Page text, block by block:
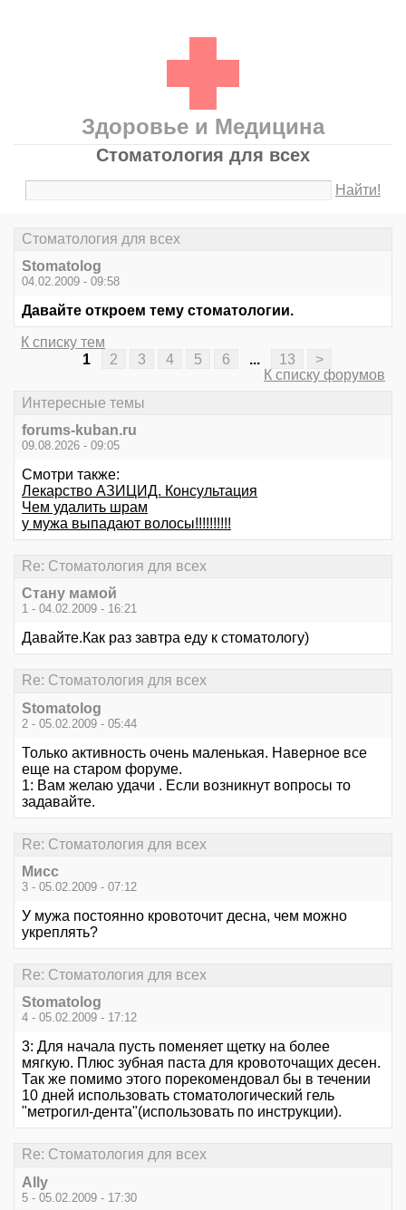
Здоровье и Медицина
Стоматология для всех
Найти!
Стоматология для всех
Stomatolog
04.02.2009 - 09:58
Давайте откроем тему стоматологии.
К списку тем
1
2 3 4 5 6 13
>
К списку форумов
Интересные темы
forums-kuban.ru
09.08.2026 - 09:05
Смотри также:
Лекарство АЗИЦИД. Консультация
Чем удалить шрам
у мужа выпадают волосы!!!!!!!!!!
Re: Стоматология для всех
Стану мамой
1 - 04.02.2009 - 16:21
Давайте.Как раз завтра еду к стоматологу)
Re: Стоматология для всех
Stomatolog
2 - 05.02.2009 - 05:44
Только активность очень маленькая. Наверное все
еще на старом форуме.
1: Вам желаю удачи . Если возникнут вопросы то
задавайте.
Re: Стоматология для всех
Миcc
3 - 05.02.2009 - 07:12
У мужа постоянно кровоточит десна, чем можно
укреплять?
Re: Стоматология для всех
Stomatolog
4 - 05.02.2009 - 17:12
3: Для начала пусть поменяет щетку на более
мягкую. Плюс зубная паста для кровоточащих десен.
Так же помимо этого порекомендовал бы в течении
10 дней использовать стоматологический гель
"метрогил-дента"(использовать по инструкции).
Re: Стоматология для всех
Ally
5 - 05.02.2009 - 17:30